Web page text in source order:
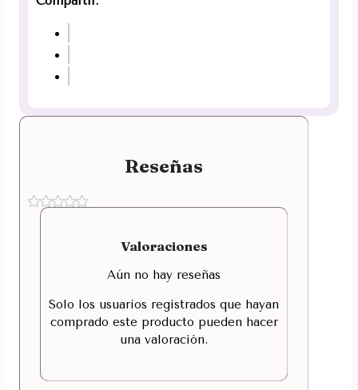
Reseñas
Valoraciones
Aún no hay reseñas
Solo los usuarios registrados que hayan
comprado este producto pueden hacer
una valoración.